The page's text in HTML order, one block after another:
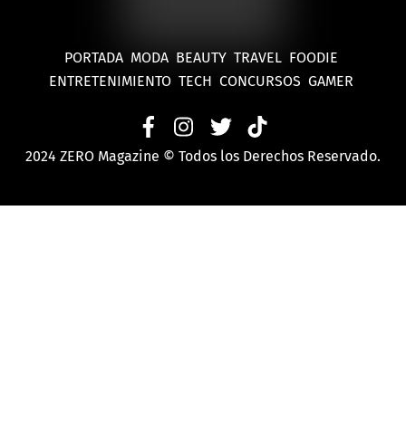
PORTADA MODA BEAUTY TRAVEL FOODIE
ENTRETENIMIENTO TECH CONCURSOS GAMER
2024 ZERO Magazine © Todos los Derechos Reservado.